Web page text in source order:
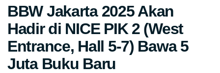
BBW Jakarta 2025 Akan
Hadir di NICE PIK 2 (West
Entrance, Hall 5-7) Bawa 5
Juta Buku Baru